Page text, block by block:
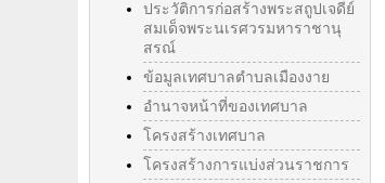
ประวัติการก่อสร้างพระสถูปเจดีย์
สมเด็จพระนเรศวรมหาราชานุ
สรณ์
ข้อมูลเทศบาลตำบลเมืองงาย
อำนาจหน้าที่ของเทศบาล
โครงสร้างเทศบาล
โครงสร้างการแบ่งส่วนราชการ